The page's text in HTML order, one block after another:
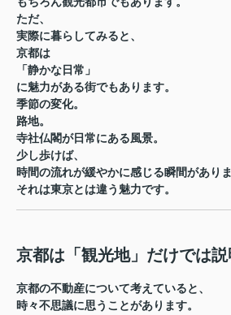
ただ、
実際に暮らしてみると、
京都は
「静かな日常」
に魅力がある街でもあります。
季節の変化。
路地。
寺社仏閣が日常にある風景。
少し歩けば、
時間の流れが緩やかに感じる瞬間がありま
それは東京とは違う魅力です。
京都は「観光地」だけでは
京都の不動産について考えていると、
時々不思議に思うことがあります。